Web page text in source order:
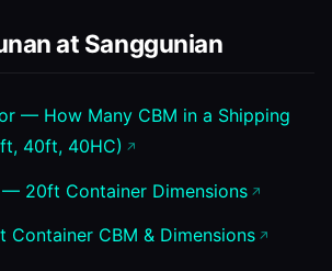
at Sanggunian
— How Many CBM in a Shipping
40ft, 40HC)
20ft Container Dimensions
CBM & Dimensions